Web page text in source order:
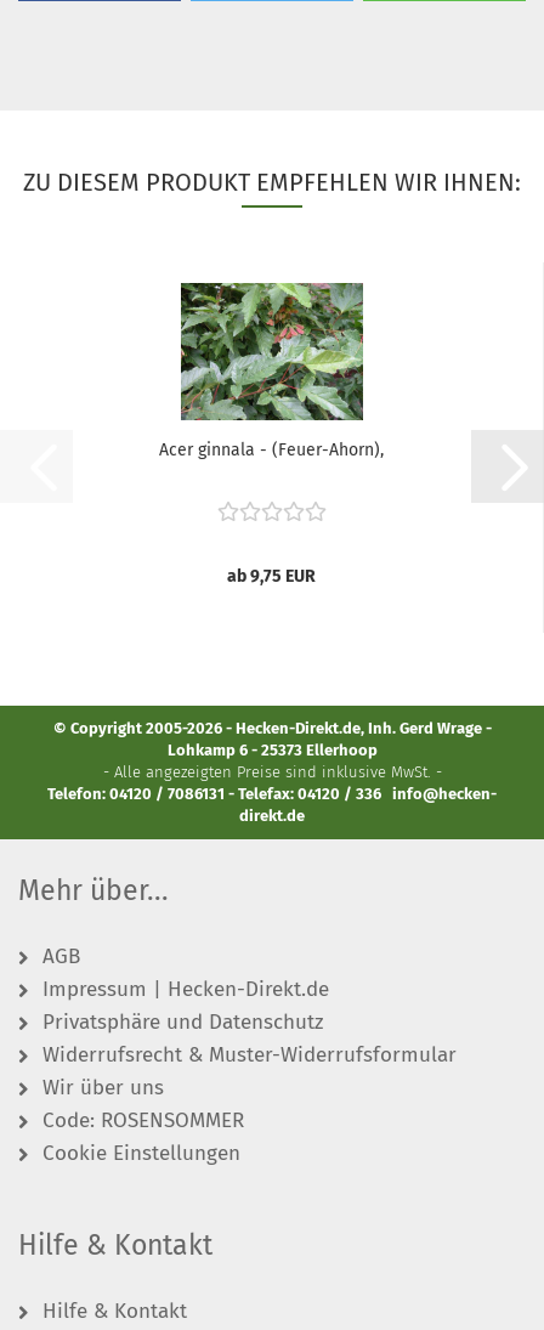
ZU DIESEM PRODUKT EMPFEHLEN WIR IHNEN:
Acer ginnala - (Feuer-Ahorn),
ab 9,75 EUR
© Copyright 2005-2026 - Hecken-Direkt.de, Inh. Gerd Wrage -
Lohkamp 6 - 25373 Ellerhoop
- Alle angezeigten Preise sind inklusive MwSt. -
Telefon: 04120 / 7086131 - Telefax: 04120 / 336 info@hecken-
direkt.de
Mehr über...
AGB
Impressum | Hecken-Direkt.de
Privatsphäre und Datenschutz
Widerrufsrecht & Muster-Widerrufsformular
Wir über uns
Code: ROSENSOMMER
Cookie Einstellungen
Hilfe & Kontakt
Hilfe & Kontakt